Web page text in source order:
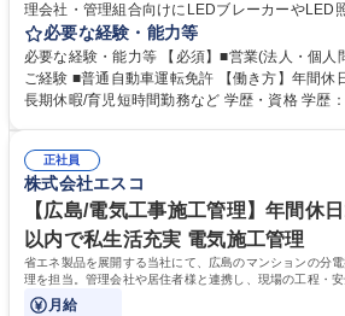
理会社・管理組合向けにLEDブレーカーやLED
営業をお任せします。省エネとは？など初歩的
で、未経験でも安心して就業できます！ 《詳細》■主にマンションやビル
等の管理会社・管理組合への営業活動、その他
への営業活動※既存顧客メインの為、飛び込み
案営業 【取扱製品】LED照明・電子ブレーカー
など 募集職種 【札幌/営業】省エネ製品の提案/年休128日/完全週休二日
制/将来性◎
必要な経験・能力等
必要な経験・能力等 【必須】■営業(法人・個人
ご経験 ■普通自動車運転免許 【働き方】年間休日128日/完全週休二日制/
長期休暇/育児短時間勤務など 学歴・資格 学歴：大学院 大学 高専 短大 専
正社員
株式会社エスコ
【広島/電気工事施工管理】年間休
以内で私生活充実 電気施工管理
省エネ製品を展開する当社にて、広島のマンションの分
理を担当。管理会社や居住者様と連携し、現場の工程・
ます。環境負荷低減に貢献する、やりがいあ
月給